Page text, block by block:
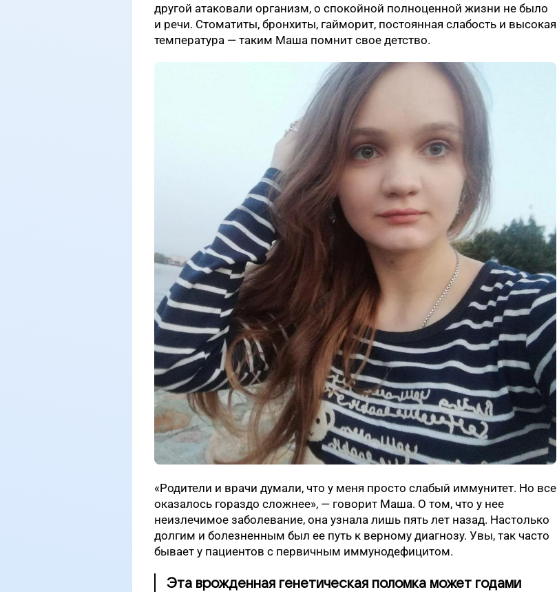
другой атаковали организм, о спокойной полноценной жизни не было
и речи. Стоматиты, бронхиты, гайморит, постоянная слабость и высокая
температура — таким Маша помнит свое детство.
«Родители и врачи думали, что у меня просто слабый иммунитет. Но все
оказалось гораздо сложнее», — говорит Маша. О том, что у нее
неизлечимое заболевание, она узнала лишь пять лет назад. Настолько
долгим и болезненным был ее путь к верному диагнозу. Увы, так часто
бывает у пациентов с первичным иммунодефицитом.
Эта врожденная генетическая поломка может годами